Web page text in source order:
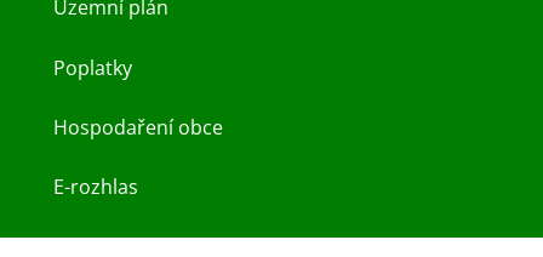
Územní plán
Poplatky
Hospodaření obce
E-rozhlas